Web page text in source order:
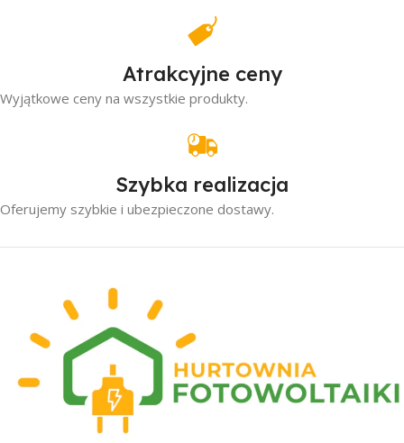
Atrakcyjne ceny
Wyjątkowe ceny na wszystkie produkty.
Szybka realizacja
Oferujemy szybkie i ubezpieczone dostawy.